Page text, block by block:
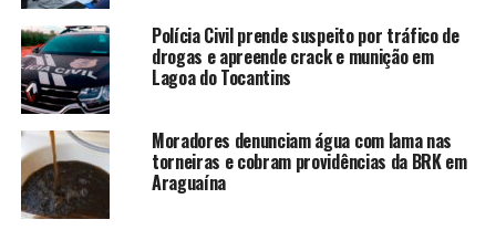
Polícia Civil prende suspeito por tráfico de
drogas e apreende crack e munição em
Lagoa do Tocantins
Moradores denunciam água com lama nas
torneiras e cobram providências da BRK em
Araguaína